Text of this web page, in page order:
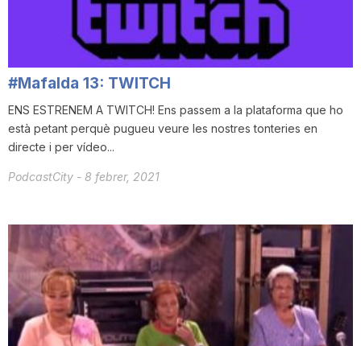
#Mafalda 13: TWITCH
ENS ESTRENEM A TWITCH! Ens passem a la plataforma que ho
està petant perquè pugueu veure les nostres tonteries en
directe i per vídeo...
PodcastCity - 8 febrer, 2021